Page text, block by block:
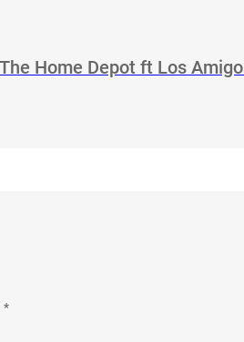
The Home Depot ft Los
*